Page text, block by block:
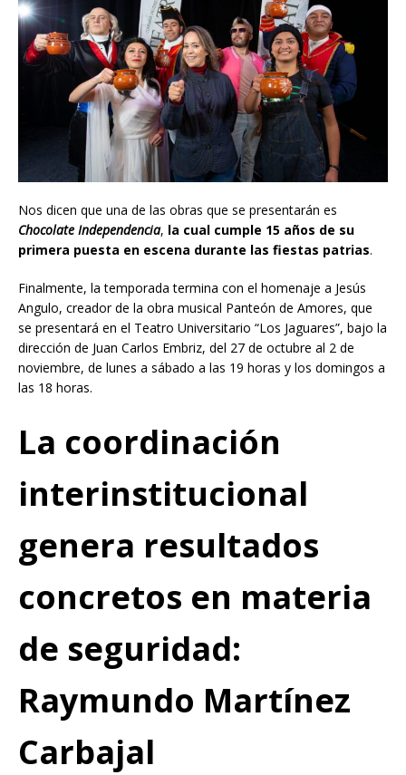
Nos dicen que una de las obras que se presentarán es
Chocolate Independencia, la cual cumple 15 años de su
primera puesta en escena durante las fiestas patrias.
Finalmente, la temporada termina con el homenaje a Jesús
Angulo, creador de la obra musical Panteón de Amores, que
se presentará en el Teatro Universitario “Los Jaguares”, bajo la
dirección de Juan Carlos Embriz, del 27 de octubre al 2 de
noviembre, de lunes a sábado a las 19 horas y los domingos a
las 18 horas.
La coordinación
interinstitucional
genera resultados
concretos en materia
de seguridad:
Raymundo Martínez
Carbajal